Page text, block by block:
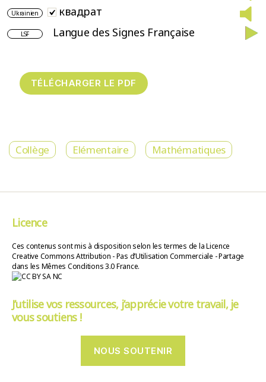
Ukrainien квадрат
LSF Langue des Signes Française
Collège Elémentaire Mathématiques
Licence
Ces contenus sont mis à disposition selon les termes de la Licence
Creative Commons Attribution - Pas d’Utilisation Commerciale - Partage
dans les Mêmes Conditions 3.0 France.
J’utilise vos ressources, j’apprécie votre travail, je
vous soutiens !
NOUS SOUTENIR